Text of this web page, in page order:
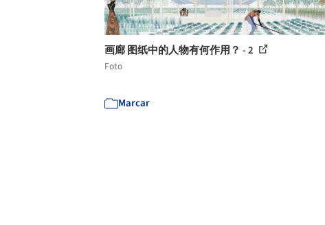
画廊 图纸中的人物有何作用？ - 2
Foto
Marcar